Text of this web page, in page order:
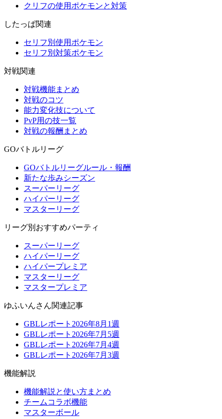
クリフの使用ポケモンと対策
したっぱ関連
セリフ別使用ポケモン
セリフ別対策ポケモン
対戦関連
対戦機能まとめ
対戦のコツ
能力変化技について
PvP用の技一覧
対戦の報酬まとめ
GOバトルリーグ
GOバトルリーグルール・報酬
新たな歩みシーズン
スーパーリーグ
ハイパーリーグ
マスターリーグ
リーグ別おすすめパーティ
スーパーリーグ
ハイパーリーグ
ハイパープレミア
マスターリーグ
マスタープレミア
ゆふいんさん関連記事
GBLレポート2026年8月1週
GBLレポート2026年7月5週
GBLレポート2026年7月4週
GBLレポート2026年7月3週
機能解説
機能解説と使い方まとめ
チームコラボ機能
マスターボール